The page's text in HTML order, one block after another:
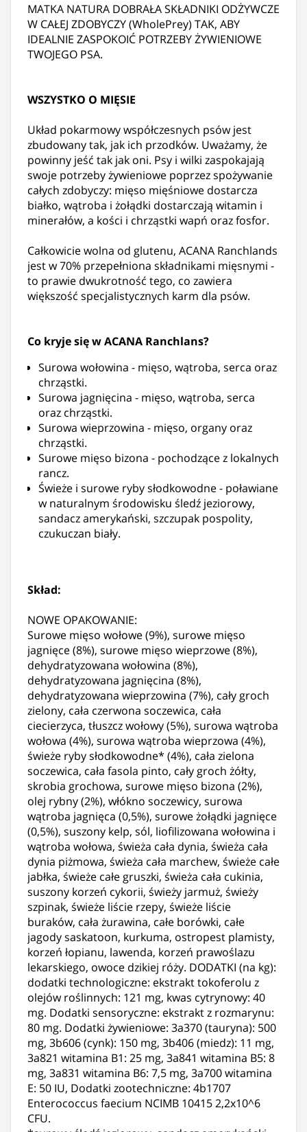
MATKA NATURA DOBRAŁA SKŁADNIKI ODŻYWCZE
W CAŁEJ ZDOBYCZY (WholePrey) TAK, ABY
IDEALNIE ZASPOKOIĆ POTRZEBY ŻYWIENIOWE
TWOJEGO PSA.
WSZYSTKO O MIĘSIE
Układ pokarmowy współczesnych psów jest
zbudowany tak, jak ich przodków. Uważamy, że
powinny jeść tak jak oni. Psy i wilki zaspokajają
swoje potrzeby żywieniowe poprzez spożywanie
całych zdobyczy: mięso mięśniowe dostarcza
białko, wątroba i żołądki dostarczają witamin i
minerałów, a kości i chrząstki wapń oraz fosfor.
Całkowicie wolna od glutenu, ACANA Ranchlands
jest w 70% przepełniona składnikami mięsnymi -
to prawie dwukrotność tego, co zawiera
większość specjalistycznych karm dla psów.
Co kryje się w ACANA Ranchlans?
Surowa wołowina - mięso, wątroba, serca oraz
chrząstki.
Surowa jagnięcina - mięso, wątroba, serca
oraz chrząstki.
Surowa wieprzowina - mięso, organy oraz
chrząstki.
Surowe mięso bizona - pochodzące z lokalnych
rancz.
Świeże i surowe ryby słodkowodne - poławiane
w naturalnym środowisku śledź jeziorowy,
sandacz amerykański, szczupak pospolity,
czukuczan biały.
Skład:
NOWE OPAKOWANIE:
Surowe mięso wołowe (9%), surowe mięso
jagnięce (8%), surowe mięso wieprzowe (8%),
dehydratyzowana wołowina (8%),
dehydratyzowana jagnięcina (8%),
dehydratyzowana wieprzowina (7%), cały groch
zielony, cała czerwona soczewica, cała
ciecierzyca, tłuszcz wołowy (5%), surowa wątroba
wołowa (4%), surowa wątroba wieprzowa (4%),
świeże ryby słodkowodne* (4%), cała zielona
soczewica, cała fasola pinto, cały groch żółty,
skrobia grochowa, surowe mięso bizona (2%),
olej rybny (2%), włókno soczewicy, surowa
wątroba jagnięca (0,5%), surowe żołądki jagnięce
(0,5%), suszony kelp, sól, liofilizowana wołowina i
wątroba wołowa, świeża cała dynia, świeża cała
dynia piżmowa, świeża cała marchew, świeże całe
jabłka, świeże całe gruszki, świeża cała cukinia,
suszony korzeń cykorii, świeży jarmuż, świeży
szpinak, świeże liście rzepy, świeże liście
buraków, cała żurawina, całe borówki, całe
jagody saskatoon, kurkuma, ostropest plamisty,
korzeń łopianu, lawenda, korzeń prawoślazu
lekarskiego, owoce dzikiej róży. DODATKI (na kg):
dodatki technologiczne: ekstrakt tokoferolu z
olejów roślinnych: 121 mg, kwas cytrynowy: 40
mg. Dodatki sensoryczne: ekstrakt z rozmarynu:
80 mg. Dodatki żywieniowe: 3a370 (tauryna): 500
mg, 3b606 (cynk): 150 mg, 3b406 (miedz): 11 mg,
3a821 witamina B1: 25 mg, 3a841 witamina B5: 8
mg, 3a831 witamina B6: 7,5 mg, 3a700 witamina
E: 50 IU, Dodatki zootechniczne: 4b1707
Enterococcus faecium NCIMB 10415 2,2x10^6
CFU.